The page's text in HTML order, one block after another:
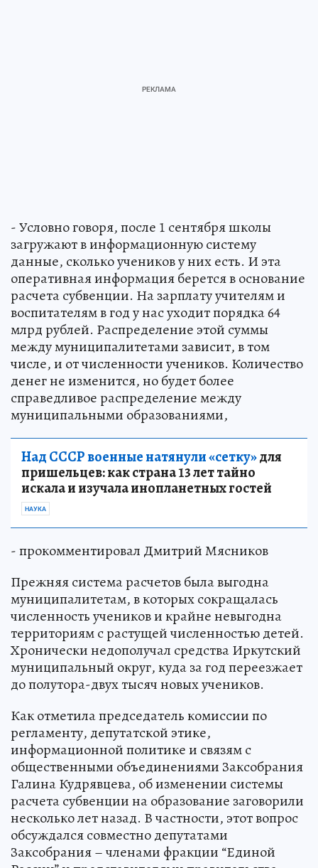
- Условно говоря, после 1 сентября школы
загружают в информационную систему
данные, сколько учеников у них есть. И эта
оперативная информация берется в основание
расчета субвенции. На зарплату учителям и
воспитателям в год у нас уходит порядка 64
млрд рублей. Распределение этой суммы
между муниципалитетами зависит, в том
числе, и от численности учеников. Количество
денег не изменится, но будет более
справедливое распределение между
муниципальными образованиями,
Над СССР военные натянули «сетку»для
пришельцев: как страна 13 лет тайно
искала и изучала инопланетных гостей
НАУКА
- прокомментировал Дмитрий Мясников
Прежняя система расчетов была выгодна
муниципалитетам, в которых сокращалась
численность учеников и крайне невыгодна
территориям с растущей численностью детей.
Хронически недополучал средства Иркутский
муниципальный округ, куда за год переезжает
до полутора-двух тысяч новых учеников.
Как отметила председатель комиссии по
регламенту, депутатской этике,
информационной политике и связям с
общественными объединениями Заксобрания
Галина Кудрявцева, об изменении системы
расчета субвенции на образование заговорили
несколько лет назад. В частности, этот вопрос
обсуждался совместно депутатами
Заксобрания – членами фракции “Единой